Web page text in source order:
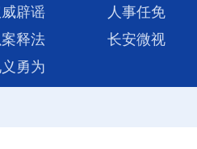
辟谣
人事任免
案释法
长安微视
义勇为